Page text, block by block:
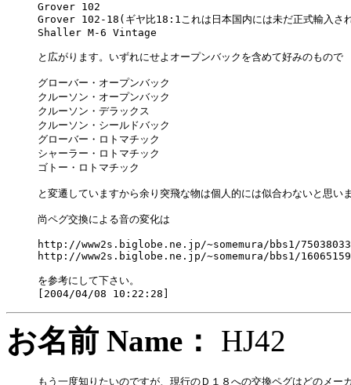
Grover 102
Grover 102-18(ギヤ比18:1これは日本国内には未だ正式輸入さ
Shaller M-6 Vintage
と広がります。いずれにせよオープンバックを含めて好みのもの
グローバー・オープンバック
クルーソン・オープンバック
クルーソン・デラックス
クルーソン・シールドバック
グローバー・ロトマチック
シャーラー・ロトマチック
ゴトー・ロトマチック
と変遷していますから余り突飛な物は個人的には似合わないと思い
尚ペグ交換による音の変化は
http://www2s.biglobe.ne.jp/~somemura/bbs1/
http://www2s.biglobe.ne.jp/~somemura/bbs1/
を参考にして下さい。
お名前 Name：
もう一度知りたいのですが、現行のＤ１８への交換ペグはどのメー